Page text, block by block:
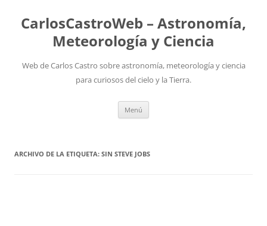
contenido
CarlosCastroWeb – Astronomía,
Meteorología y Ciencia
Web de Carlos Castro sobre astronomía, meteorología y ciencia
para curiosos del cielo y la Tierra.
Menú
ARCHIVO DE LA ETIQUETA: SIN STEVE JOBS